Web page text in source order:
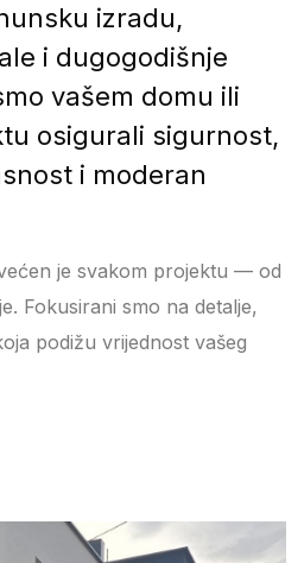
izradu,
i dugogodišnje
vašem domu ili
osigurali sigurnost,
i moderan
je svakom projektu — od
Fokusirani smo na detalje,
podižu vrijednost vašeg